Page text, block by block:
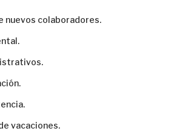
nuevos colaboradores.
vacaciones.